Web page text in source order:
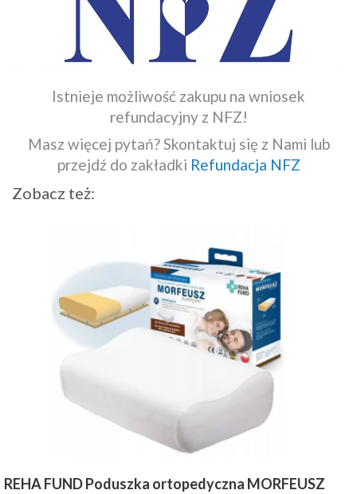
Istnieje możliwość zakupu na wniosek
refundacyjny z NFZ!
Masz więcej pytań? Skontaktuj się z Nami lub
przejdź do zakładki Refundacja NFZ
Zobacz też:
REHA FUND Poduszka ortopedyczna MORFEUSZ